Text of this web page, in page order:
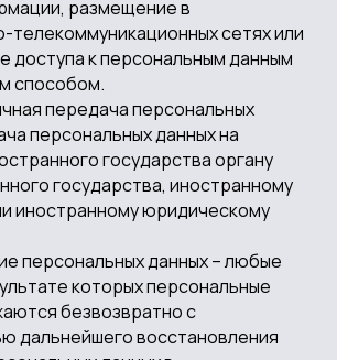
размещение в
сетях или
доступа к персональным данным
способом.
передача персональных
персональных данных на
государства органу
государства, иностранному
иностранному юридическому
персональных данных – любые
которых персональные
безвозвратно с
дальнейшего восстановления